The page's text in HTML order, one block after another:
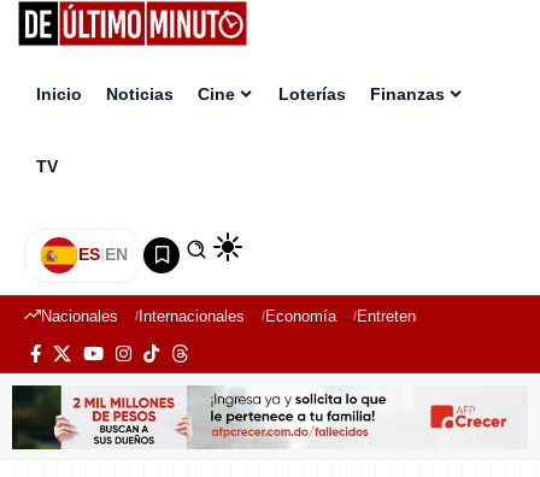
Inicio Noticias Cine Loterías Finanzas
TV
ES|EN
Nacionales Internacionales Economía Entretenimiento